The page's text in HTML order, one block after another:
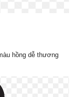
hồng dễ thương